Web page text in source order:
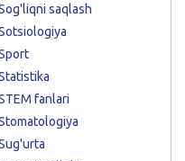
saqlash
fanlari